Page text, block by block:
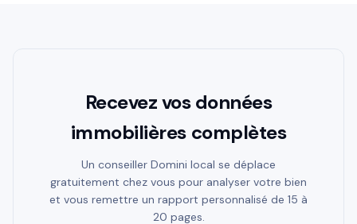
Recevez vos données
immobilières complètes
Un conseiller Domini local se déplace
gratuitement chez vous pour analyser votre bien
et vous remettre un rapport personnalisé de 15 à
20 pages.